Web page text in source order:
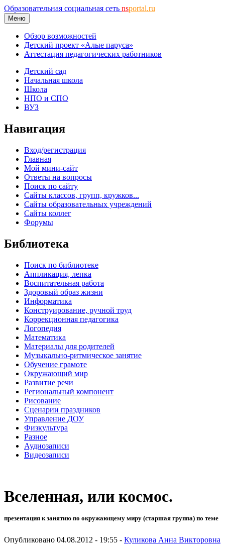
Образовательная социальная сеть nsportal.ru
Меню
Обзор возможностей
Детский проект «Алые паруса»
Аттестация педагогических работников
Детский сад
Начальная школа
Школа
НПО и СПО
ВУЗ
Навигация
Вход/регистрация
Главная
Мой мини-сайт
Ответы на вопросы
Поиск по сайту
Сайты классов, групп, кружков...
Сайты образовательных учреждений
Сайты коллег
Форумы
Библиотека
Поиск по библиотеке
Аппликация, лепка
Воспитательная работа
Здоровый образ жизни
Информатика
Конструирование, ручной труд
Коррекционная педагогика
Логопедия
Математика
Материалы для родителей
Музыкально-ритмическое занятие
Обучение грамоте
Окружающий мир
Развитие речи
Региональный компонент
Рисование
Сценарии праздников
Управление ДОУ
Физкультура
Разное
Аудиозаписи
Видеозаписи
Вселенная, или космос.
презентация к занятию по окружающему миру (старшая группа) по теме
Опубликовано 04.08.2012 - 19:55 - Куликова Анна Викторовна